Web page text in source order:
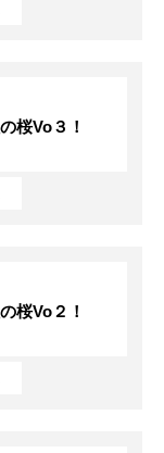
ィ【北海道オ
桜Vo３！
桜Vo２！